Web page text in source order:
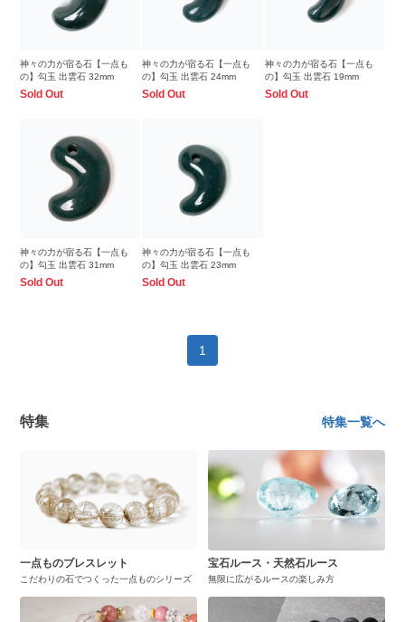
神々の力が宿る石【一点も
の】勾玉 出雲石 32mm
Sold Out
神々の力が宿る石【一点も
の】勾玉 出雲石 24mm
Sold Out
神々の力が宿る石【一点も
の】勾玉 出雲石 19mm
Sold Out
神々の力が宿る石【一点も
の】勾玉 出雲石 31mm
Sold Out
神々の力が宿る石【一点も
の】勾玉 出雲石 23mm
Sold Out
1
特集 特集一覧へ
一点ものブレスレット
こだわりの石でつくった一点ものシリーズ
宝石ルース・天然石ルース
無限に広がるルースの楽しみ方